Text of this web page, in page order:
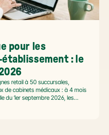
pour les
: le
retail à 50 succursales,
de cabinets médicaux : à 4 mois
du 1er septembre 2026, les
un défi spécifique. Ce guide